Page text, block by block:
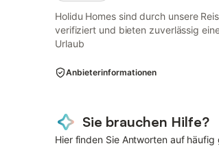
Holidu Homes sind durch unsere
verifiziert und bieten zuverlässig
Urlaub
Anbieterinformationen
Sie brauchen Hilfe?
Hier finden Sie Antworten auf häufig